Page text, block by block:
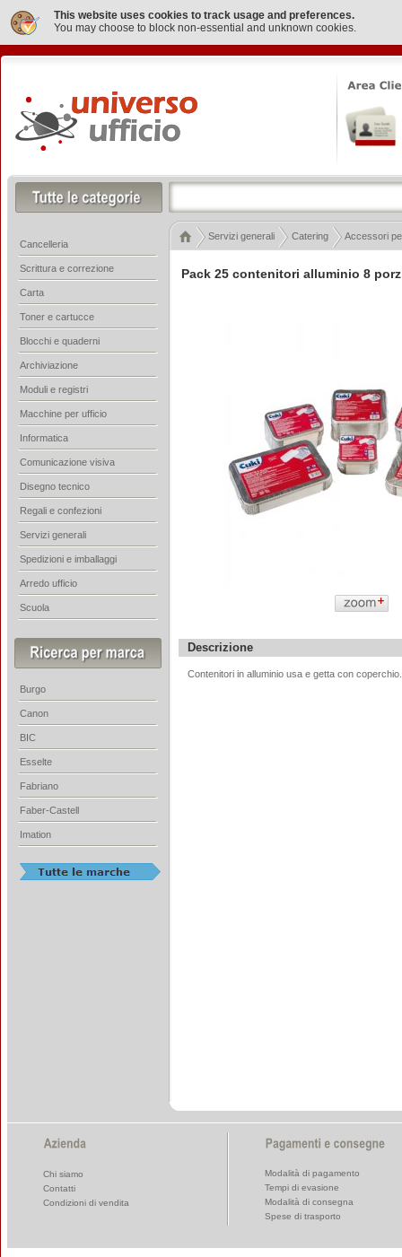
This website uses cookies to track usage and preferences.
You may choose to block non-essential and unknown cookies.
Pack 25 contenitori alluminio 8
Descrizione
Contenitori in alluminio usa e getta con
Servizi generali Catering Accessori
Cancelleria
Scrittura e correzione
Carta
Toner e cartucce
Blocchi e quaderni
Archiviazione
Moduli e registri
Macchine per ufficio
Informatica
Comunicazione visiva
Disegno tecnico
Regali e confezioni
Servizi generali
Spedizioni e imballaggi
Arredo ufficio
Scuola
Burgo
Canon
BIC
Esselte
Fabriano
Faber-Castell
Imation
Chi siamo
Contatti
Condizioni di vendita
Modalità di pagamento
Tempi di evasione
Modalità di consegna
Spese di trasporto